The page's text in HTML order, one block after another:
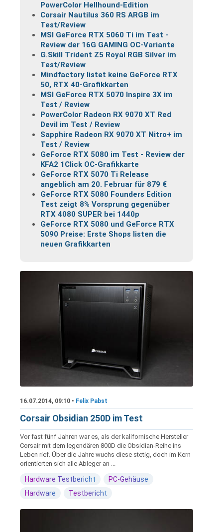
PowerColor Hellhound-Edition
Corsair Nautilus 360 RS ARGB im
Test/Review
MSI GeForce RTX 5060 Ti im Test -
Review der 16G GAMING OC-Variante
G.Skill Trident Z5 Royal RGB Silver im
Test/Review
Mindfactory listet keine GeForce RTX
50, RTX 40-Grafikkarten
MSI GeForce RTX 5070 Inspire 3X im
Test / Review
PowerColor Radeon RX 9070 XT Red
Devil im Test / Review
Sapphire Radeon RX 9070 XT Nitro+ im
Test / Review
GeForce RTX 5080 im Test - Review der
KFA2 1Click OC-Grafikkarte
GeForce RTX 5070 Ti Release
angeblich am 20. Februar für 879 €
GeForce RTX 5080 Founders Edition
Test zeigt 8% Vorsprung gegenüber
RTX 4080 SUPER bei 1440p
GeForce RTX 5080 und GeForce RTX
5090 Preise: Erste Shops listen die
neuen Grafikkarten
16.07.2014, 09:10 • Felix Pabst
Corsair Obsidian 250D im Test
Vor fast fünf Jahren war es, als der kalifornische Hersteller
Corsair mit dem legendären 800D die Obsidian-Reihe ins
Leben rief. Über die Jahre wuchs diese stetig, doch im Kern
orientierten sich alle Ableger an ...
Hardware Testbericht
PC-Gehäuse
Hardware
Testbericht